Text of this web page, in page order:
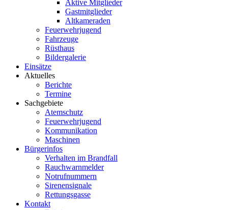
Aktive Mitglieder
Gastmitglieder
Altkameraden
Feuerwehrjugend
Fahrzeuge
Rüsthaus
Bildergalerie
Einsätze
Aktuelles
Berichte
Termine
Sachgebiete
Atemschutz
Feuerwehrjugend
Kommunikation
Maschinen
Bürgerinfos
Verhalten im Brandfall
Rauchwarnmelder
Notrufnummern
Sirenensignale
Rettungsgasse
Kontakt